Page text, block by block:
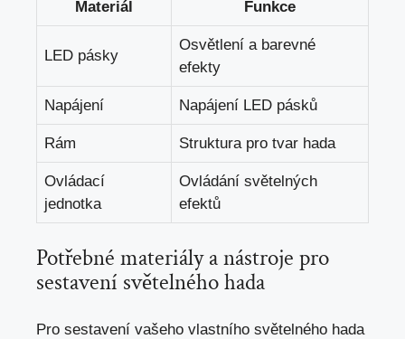
Materiál Funkce
LED pásky
Osvětlení a barevné
efekty
Napájení Napájení LED pásků
Rám Struktura pro tvar hada
Ovládací
jednotka
Ovládání světelných
efektů
Potřebné materiály a nástroje pro
sestavení světelného hada
Pro sestavení vašeho vlastního světelného hada